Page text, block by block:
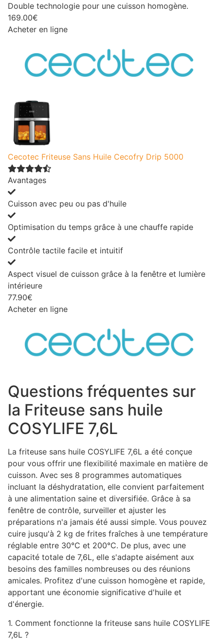
Double technologie pour une cuisson homogène.
169.00€
Acheter en ligne
Cecotec Friteuse Sans Huile Cecofry Drip 5000
Avantages
Cuisson avec peu ou pas d'huile
Optimisation du temps grâce à une chauffe rapide
Contrôle tactile facile et intuitif
Aspect visuel de cuisson grâce à la fenêtre et lumière
intérieure
77.90€
Acheter en ligne
Questions fréquentes sur
la Friteuse sans huile
COSYLIFE 7,6L
La friteuse sans huile COSYLIFE 7,6L a été conçue
pour vous offrir une flexibilité maximale en matière de
cuisson. Avec ses 8 programmes automatiques
incluant la déshydratation, elle convient parfaitement
à une alimentation saine et diversifiée. Grâce à sa
fenêtre de contrôle, surveiller et ajuster les
préparations n'a jamais été aussi simple. Vous pouvez
cuire jusqu'à 2 kg de frites fraîches à une température
réglable entre 30°C et 200°C. De plus, avec une
capacité totale de 7,6L, elle s'adapte aisément aux
besoins des familles nombreuses ou des réunions
amicales. Profitez d'une cuisson homogène et rapide,
apportant une économie significative d'huile et
d'énergie.
1. Comment fonctionne la friteuse sans huile COSYLIFE
7,6L ?